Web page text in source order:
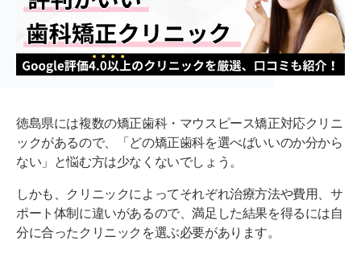
徳島県には複数の矯正歯科・マウスピース矯正対応クリニ
ックがあるので、「どの矯正歯科を選べばいいのか分から
ない」と悩む方は少なくないでしょう。
しかも、クリニックによってそれぞれ治療方法や費用、サ
ポート体制に違いがあるので、満足した結果を得るには自
分に合ったクリニックを選ぶ必要があります。